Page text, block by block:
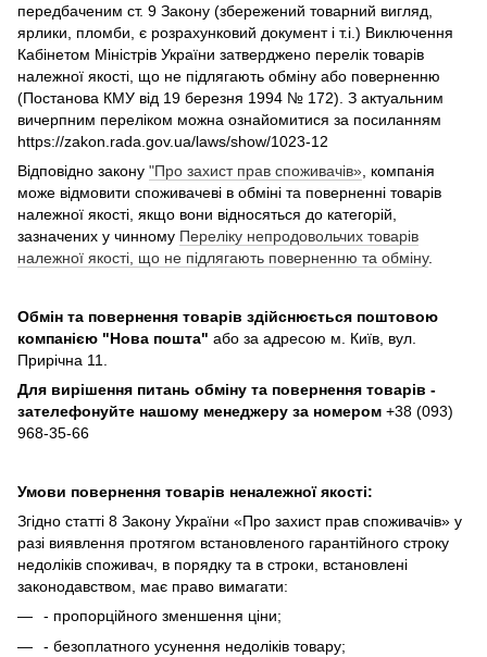
передбаченим ст. 9 Закону (збережений товарний вигляд,
ярлики, пломби, є розрахунковий документ і т.і.) Виключення
Кабінетом Міністрів України затверджено перелік товарів
належної якості, що не підлягають обміну або поверненню
(Постанова КМУ від 19 березня 1994 № 172). З актуальним
вичерпним переліком можна ознайомитися за посиланням
https://zakon.rada.gov.ua/laws/show/1023-12
Відповідно закону "Про захист прав споживачів» , компанія
може відмовити споживачеві в обміні та поверненні товарів
належної якості, якщо вони відносяться до категорій,
зазначених у чинному Переліку непродовольчих товарів
належної якості, що не підлягають поверненню та обміну.
Обмін та повернення товарів здійснюється поштовою
компанією "Нова пошта" або за адресою м. Київ, вул.
Прирічна 11.
Для вирішення питань обміну та повернення товарів -
зателефонуйте нашому менеджеру за номером +38 (093)
968-35-66
Умови повернення товарів неналежної якості:
Згідно статті 8 Закону України «Про захист прав споживачів» у
разі виявлення протягом встановленого гарантійного строку
недоліків споживач, в порядку та в строки, встановлені
законодавством, має право вимагати:
- пропорційного зменшення ціни;
- безоплатного усунення недоліків товару;